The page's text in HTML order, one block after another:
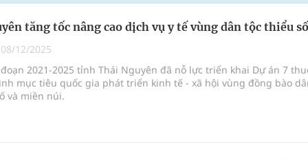
ung thư
Của Các Loài Nhân Sâm (Panax Spp.): Tổng
quốc
tăng tốc nâng cao dịch vụ y tế vùng dân tộc thiểu số
08/12/2025
2021-2025 tỉnh Thái Nguyên đã nỗ lực triển khai Dự án 7
mục tiêu quốc gia phát triển kinh tế - xã hội vùng đồng bào
và miền núi.